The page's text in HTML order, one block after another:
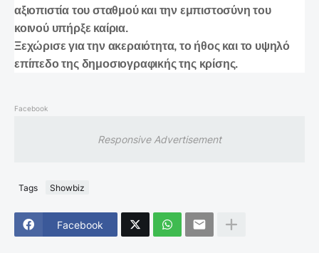
αξιοπιστία του σταθμού και την εμπιστοσύνη του
κοινού υπήρξε καίρια.
Ξεχώρισε για την ακεραιότητα, το ήθος και το υψηλό
επίπεδο της δημοσιογραφικής της κρίσης.
Facebook
Responsive Advertisement
Tags Showbiz
Facebook